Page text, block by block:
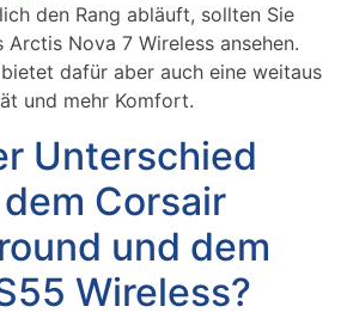
den Rang abläuft, sollten Sie
Arctis Nova 7 Wireless ansehen.
dafür aber auch eine weitaus
und mehr Komfort.
Unterschied
Corsair
und dem
Wireless?